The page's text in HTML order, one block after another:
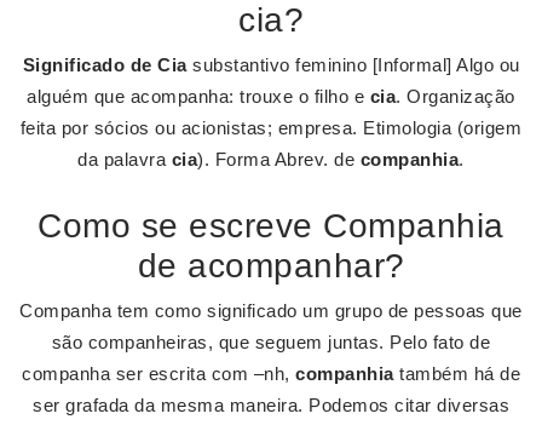
cia?
Significado de Ciasubstantivo feminino [Informal] Algo ou
alguém que acompanha: trouxe o filho e cia. Organização
feita por sócios ou acionistas; empresa. Etimologia (origem
da palavra cia). Forma Abrev. de companhia.
Como se escreve Companhia
de acompanhar?
Companha tem como significado um grupo de pessoas que
são companheiras, que seguem juntas. Pelo fato de
companha ser escrita com –nh, companhiatambém há de
ser grafada da mesma maneira. Podemos citar diversas